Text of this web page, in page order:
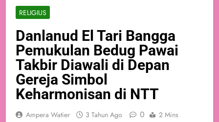
RELIGIUS
Danlanud El Tari Bangga
Pemukulan Bedug Pawai
Takbir Diawali di Depan
Gereja Simbol
Keharmonisan di NTT
Ampera Watier 3 Tahun Ago 0 2 Mins